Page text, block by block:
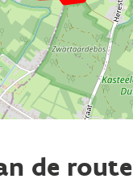
de route